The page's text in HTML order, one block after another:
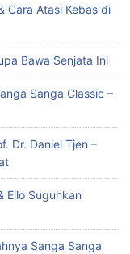
Cara Atasi Kebas di
Bawa Senjata Ini
Sanga Classic –
Dr. Daniel Tjen –
Ello Suguhkan
Sanga Sanga